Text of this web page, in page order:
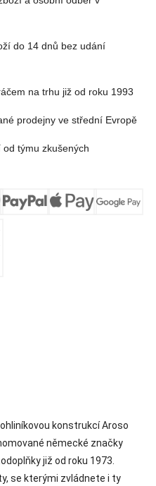
do 14 dnů bez udání
na trhu již od roku 1993
prodejny ve střední Evropě
týmu zkušených
konstrukcí Aroso
německé značky
již od roku 1973.
se kterými zvládnete i ty